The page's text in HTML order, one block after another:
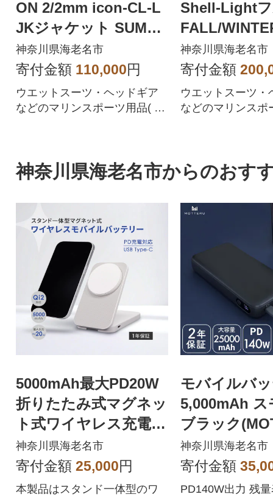
ON 2/2mm icon-CL-L
JKジャケット SUMM
ER仕様 L-R
神奈川県海老名市
寄付金額 110,000円
ウエットスーツ・ヘッドギア
などのマリンスポーツ用品( サ
Shell-Light
FALL/
神奈川県海老名市
寄付金額
ウエットスーツ・
などのマリンスポ
神奈川県海老名市からのおす
5000mAh最大PD20W
折りたたみ式マグネッ
ト式ワイヤレス充電対
応 モバイルバッテリ
ー グレー
神奈川県海老名市
寄付金額 25,000円
本製品はスタンド一体型のワ
モバイルバ
5,000mAh ス
ブラック
01-BK)
神奈川県海老名市
寄付金額
PD140W出力 残